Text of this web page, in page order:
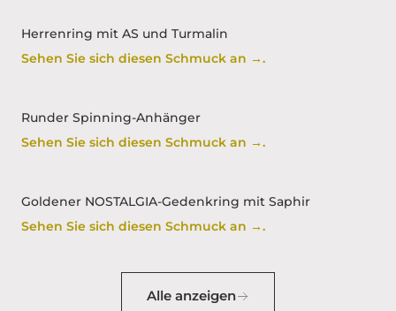
Herrenring mit AS und Turmalin
Sehen Sie sich diesen Schmuck an →.
Runder Spinning-Anhänger
Sehen Sie sich diesen Schmuck an →.
Goldener NOSTALGIA-Gedenkring mit Saphir
Sehen Sie sich diesen Schmuck an →.
Alle anzeigen